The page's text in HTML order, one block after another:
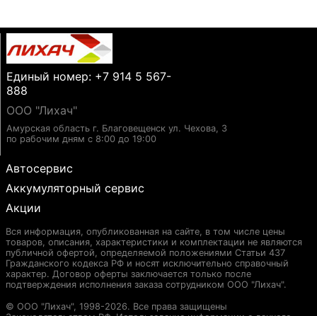
Единый номер: +7 914 5 567-
888
ООО "Лихач"
Амурская область г. Благовещенск ул. Чехова, 3
по рабочим дням с 8:00 до 19:00
Автосервис
Аккумуляторный сервис
Акции
Вся информация, опубликованная на сайте, в том числе цены
товаров, описания, характеристики и комплектации не являются
публичной офертой, определяемой положениями Статьи 437
Гражданского кодекса РФ и носят исключительно справочный
характер. Договор оферты заключается только после
подтверждения исполнения заказа сотрудником ООО "Лихач".
© ООО "Лихач", 1998-2026. Все права защищены